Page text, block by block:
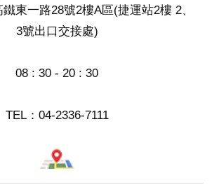
東一路28號2樓A區(捷運站2樓 2、
3號出口交接處)
08 : 30 - 20 : 30
TEL： 04-2336-7111